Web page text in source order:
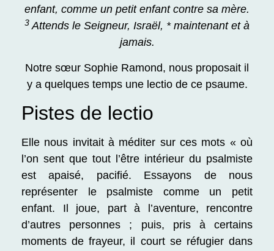
enfant, comme un petit enfant contre sa mère.
3 Attends le Seigneur, Israël, * maintenant et à
jamais.
Notre sœur Sophie Ramond, nous proposait il
y a quelques temps une lectio de ce psaume.
Pistes de lectio
Elle nous invitait à méditer sur ces mots « où
l’on sent que tout l’être intérieur du psalmiste
est apaisé, pacifié. Essayons de nous
représenter le psalmiste comme un petit
enfant. Il joue, part à l’aventure, rencontre
d’autres personnes ; puis, pris à certains
moments de frayeur, il court se réfugier dans